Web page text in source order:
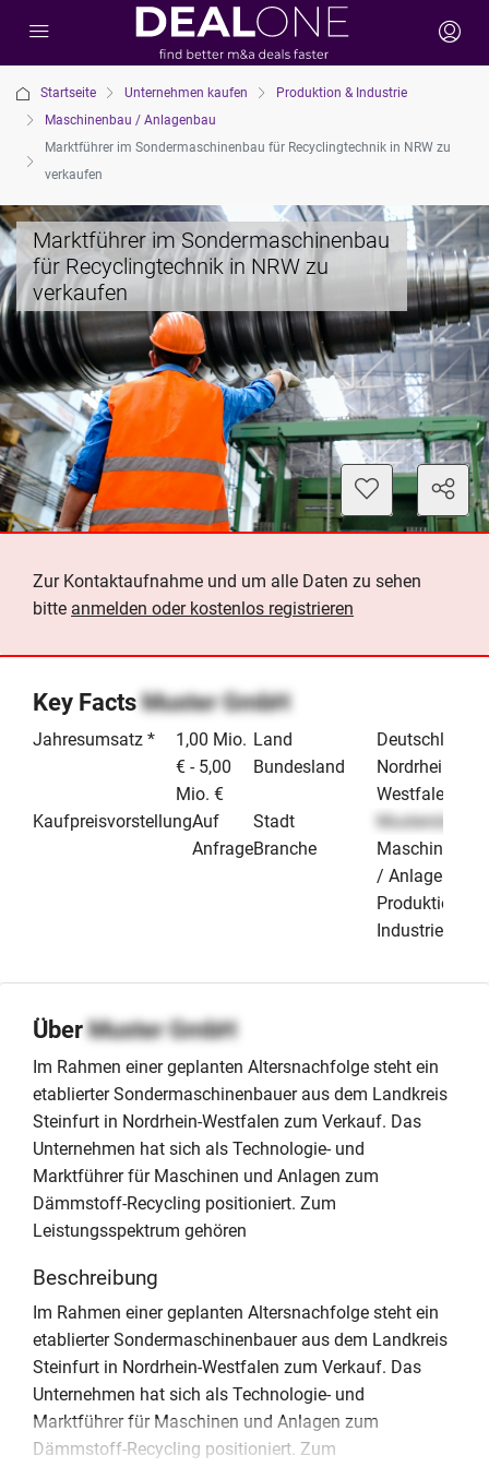
Startseite Unternehmen kaufen
Produktion & Industrie
Maschinenbau / Anlagenbau
Marktführer im Sondermaschinenbau für Recyclingtechnik in NRW zu
verkaufen
Marktführer im Sondermaschinenbau
für Recyclingtechnik in NRW zu
verkaufen
Zur Kontaktaufnahme und um alle Daten zu sehen
bitte anmelden oder kostenlos registrieren
Key FactsMuster GmbH
Jahresumsatz *
1,00 Mio.
€ - 5,00
Mio. €
KaufpreisvorstellungAuf
Anfrage
Land
Deutschland
Bundesland
Nordrhein-
Westfalen
Stadt
Musterstadt
Branche
/ Anlagenbau
Produktion &
Industrie
ÜberMuster GmbH
Im Rahmen einer geplanten Altersnachfolge steht ein
etablierter Sondermaschinenbauer aus dem Landkreis
Steinfurt in Nordrhein-Westfalen zum Verkauf. Das
Unternehmen hat sich als Technologie- und
Marktführer für Maschinen und Anlagen zum
Dämmstoff-Recycling positioniert. Zum
Leistungsspektrum gehören
Beschreibung
Im Rahmen einer geplanten Altersnachfolge steht ein
etablierter Sondermaschinenbauer aus dem Landkreis
Steinfurt in Nordrhein-Westfalen zum Verkauf. Das
Unternehmen hat sich als Technologie- und
Marktführer für Maschinen und Anlagen zum
Dämmstoff-Recycling positioniert. Zum